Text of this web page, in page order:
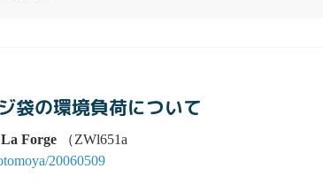
袋の環境負荷について
Forge （ZWl651a
20060509